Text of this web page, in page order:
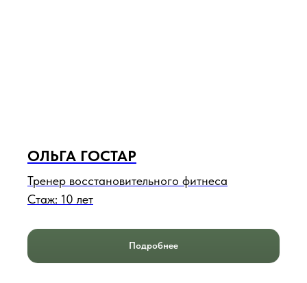
ОЛЬГА ГОСТАР
Тренер восстановительного фитнеса
Стаж: 10 лет
Подробнее